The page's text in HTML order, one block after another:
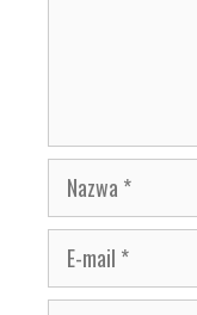
Nazwa
E-
mail